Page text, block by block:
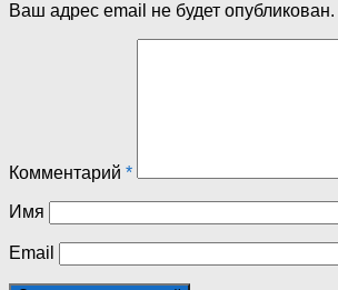
Ваш адрес email не будет опубликован.
Комментарий *
Имя
Email